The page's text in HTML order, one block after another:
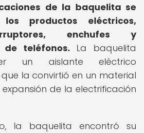
de la baquelita se
los productos eléctricos,
enchufes y
de teléfonos. La baquelita
un aislante eléctrico
la convirtió en un material
de la electrificación
la baquelita encontró su